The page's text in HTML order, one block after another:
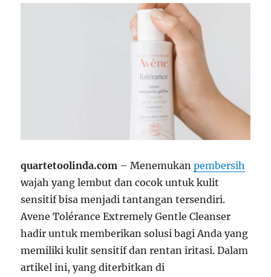
quartetoolinda.com – Menemukanpembersih
wajah yang lembut dan cocok untuk kulit
sensitif bisa menjadi tantangan tersendiri.
Avene Tolérance Extremely Gentle Cleanser
hadir untuk memberikan solusi bagi Anda yang
memiliki kulit sensitif dan rentan iritasi. Dalam
artikel ini, yang diterbitkan di